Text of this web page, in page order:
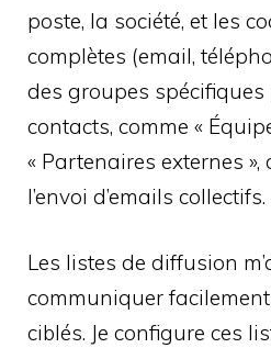
poste, la société, et les
complètes (email,
des groupes
contacts, comme «
« Partenaires externes
l’envoi d’emails collectifs.
Les listes de diffusion
communiquer
ciblés. Je configure ces